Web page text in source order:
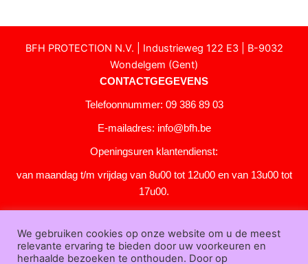
BFH PROTECTION N.V. | Industrieweg 122 E3 | B-9032
Wondelgem (Gent)
CONTACTGEGEVENS
Telefoonnummer: 09 386 89 03
E-mailadres: info@bfh.be
Openingsuren klantendienst:
van maandag t/m vrijdag van 8u00 tot 12u00 en van 13u00 tot
17u00.
KLANTENSERVICE
Over
We gebruiken cookies op onze website om u de meest
relevante ervaring te bieden door uw voorkeuren en
herhaalde bezoeken te onthouden. Door op